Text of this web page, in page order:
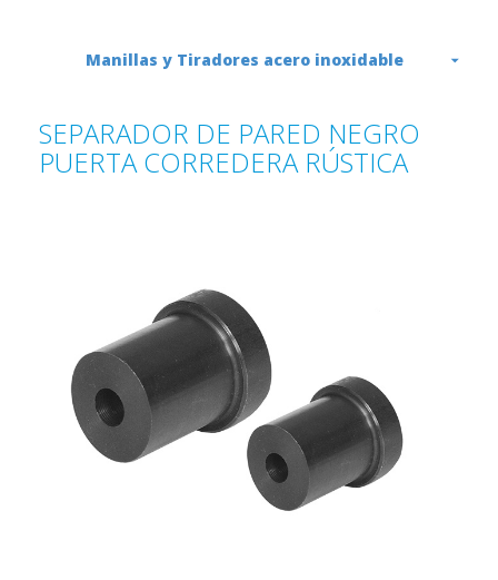
Manillas y Tiradores acero inoxidable
SEPARADOR DE PARED NEGRO
PUERTA CORREDERA RÚSTICA